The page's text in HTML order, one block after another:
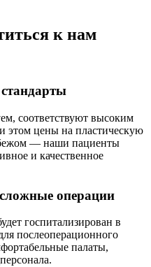
к нам
соответствуют высоким
этом цены на пластическую
— наши пациенты
и качественное
операции
госпитализирован в
послеоперационного
палаты,